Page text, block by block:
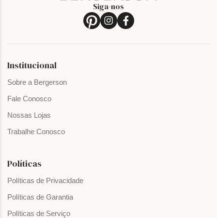
Siga-nos
Institucional
Sobre a Bergerson
Fale Conosco
Nossas Lojas
Trabalhe Conosco
Políticas
Políticas de Privacidade
Políticas de Garantia
Políticas de Serviço